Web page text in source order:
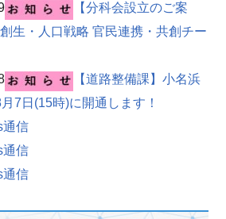
【分科会設立のご案
生・人口戦略 官民連携・共創チー
【道路整備課】小名浜
7日(15時)に開通します！​
通信
通信
通信